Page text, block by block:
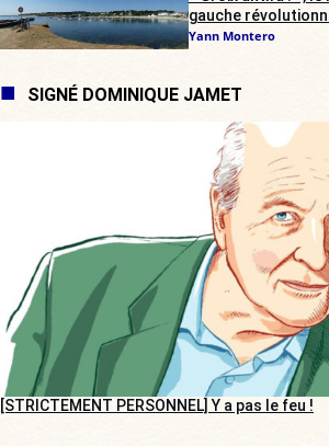
gauche
Yann Montero
SIGNÉ DOMINIQUE JAMET
[STRICTEMENT PERSONNEL] Y a pas le feu !